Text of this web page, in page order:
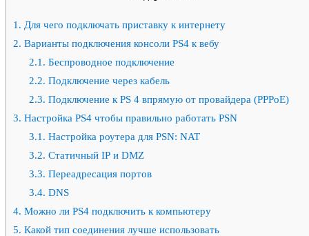
1. Для чего подключать приставку к интернету
2. Варианты подключения консоли PS4 к вебу
2.1. Беспроводное подключение
2.2. Подключение через кабель
2.3. Подключение к PS 4 впрямую от провайдера (PPPoE)
3. Настройка PS4 чтобы правильно работать PSN
3.1. Настройка роутера для PSN: NAT
3.2. Статичный IP и DMZ
3.3. Переадресация портов
3.4. DNS
4. Можно ли PS4 подключить к компьютеру
5. Какой тип соединения лучше использовать